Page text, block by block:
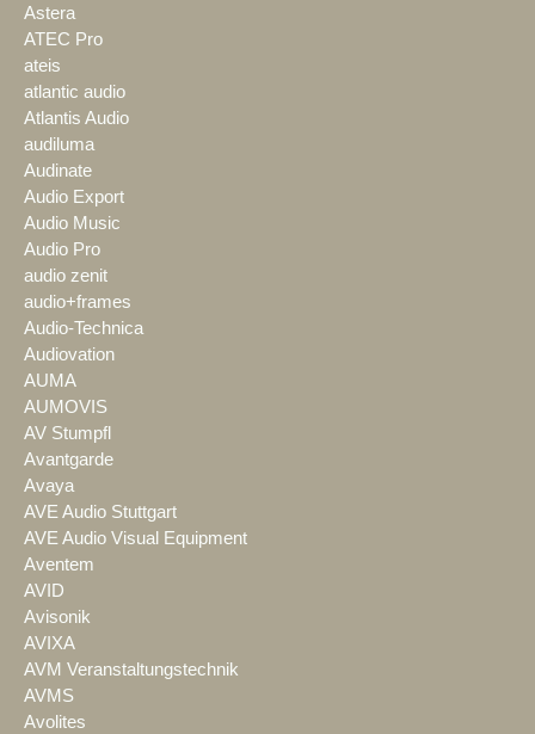
Astera
ATEC Pro
ateis
atlantic audio
Atlantis Audio
audiluma
Audinate
Audio Export
Audio Music
Audio Pro
audio zenit
audio+frames
Audio-Technica
Audiovation
AUMA
AUMOVIS
AV Stumpfl
Avantgarde
Avaya
AVE Audio Stuttgart
AVE Audio Visual Equipment
Aventem
AVID
Avisonik
AVIXA
AVM Veranstaltungstechnik
AVMS
Avolites